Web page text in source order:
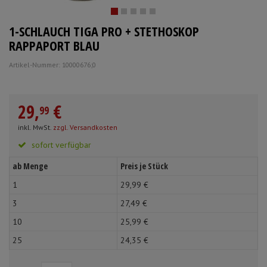
Ärmelschoner
Unterlagen und
1-SCHLAUCH TIGA PRO + STETHOSKOP
RAPPAPORT BLAU
Artikel-Nummer: 10000676;0
29,99 €
inkl. MwSt. zzgl. Versandkosten
sofort verfügbar
ab Menge Preis je Stück
1 29,99 €
3
27,49 €
10
25,99 €
25
24,35 €